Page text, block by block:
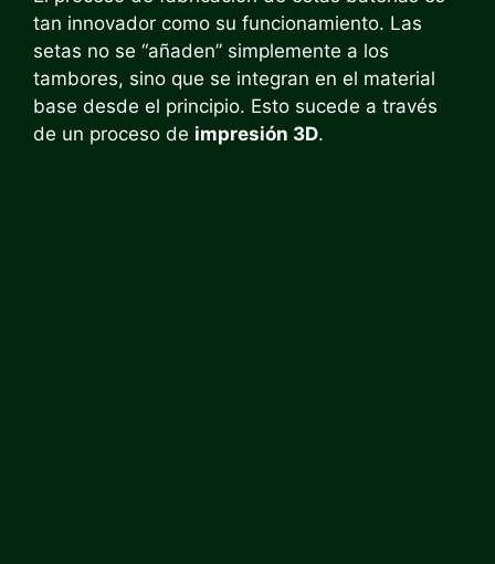
tan innovador como su funcionamiento. Las
setas no se “añaden” simplemente a los
tambores, sino que se integran en el material
base desde el principio. Esto sucede a través
de un proceso de impresión 3D.